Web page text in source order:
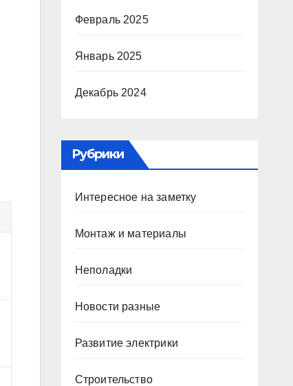
Февраль 2025
Январь 2025
Декабрь 2024
Рубрики
Интересное на заметку
Монтаж и материалы
Неполадки
Новости разные
Развитие электрики
Строительство